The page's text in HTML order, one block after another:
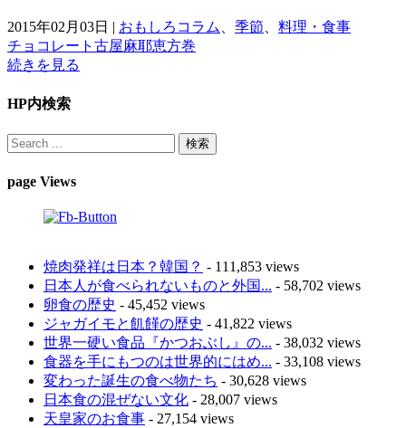
2015年02月03日 | おもしろコラム 季節
料理・食事
チョコレート 古屋麻耶恵方巻
続きを見る
HP内検索
page Views
焼肉発祥は日本？韓国？ - 111,853 views
日本人が食べられないものと外国... - 58,702 views
卵食の歴史 - 45,452 views
ジャガイモと飢饉の歴史 - 41,822 views
世界一硬い食品『かつおぶし』の... - 38,032 views
食器を手にもつのは世界的にはめ... - 33,108 views
変わった誕生の食べ物たち - 30,628 views
日本食の混ぜない文化 - 28,007 views
天皇家のお食事 - 27,154 views